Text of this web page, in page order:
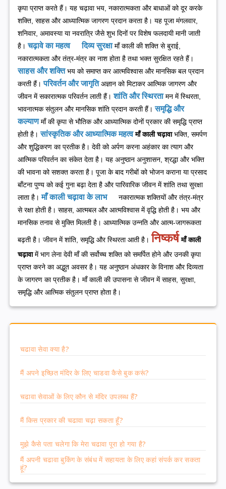
कृपा प्राप्त करते हैं। यह चढ़ावा भय, नकारात्मकता और बाधाओं को दूर करके
शक्ति, साहस और आध्यात्मिक जागरण प्रदान करता है। यह पूजा मंगलवार,
शनिवार, अमावस्या या नवरात्रि जैसे शुभ दिनों पर विशेष फलदायी मानी जाती
है। चढ़ावे का महत्व दिव्य सुरक्षामाँ काली की शक्ति से बुराई,
नकारात्मकता और तंत्र-मंत्र का नाश होता है तथा भक्त सुरक्षित रहते हैं।
साहस और शक्तिभय को समाप्त कर आत्मविश्वास और मानसिक बल प्रदान
करती हैं। परिवर्तन और जागृतिअज्ञान को मिटाकर आत्मिक जागरण और
जीवन में सकारात्मक परिवर्तन लाती हैं। शांति और स्थिरतामन में स्थिरता,
भावनात्मक संतुलन और मानसिक शांति प्रदान करती हैं। समृद्धि और
कल्याणमाँ की कृपा से भौतिक और आध्यात्मिक दोनों प्रकार की समृद्धि प्राप्त
होती है। सांस्कृतिक और आध्यात्मिक महत्व माँ काली चढ़ावाभक्ति, समर्पण
और शुद्धिकरण का प्रतीक है। देवी को अर्पण करना अहंकार का त्याग और
आत्मिक परिवर्तन का संकेत देता है। यह अनुष्ठान अनुशासन, श्रद्धा और भक्ति
की भावना को सशक्त करता है। पूजा के बाद गरीबों को भोजन कराना या प्रसाद
बाँटना पुण्य को कई गुना बढ़ा देता है और पारिवारिक जीवन में शांति तथा सुरक्षा
लाता है। माँ काली चढ़ावा के लाभ
नकारात्मक शक्तियों और तंत्र-मंत्र
से रक्षा होती है। साहस, आत्मबल और आत्मविश्वास में वृद्धि होती है। भय और
मानसिक तनाव से मुक्ति मिलती है। आध्यात्मिक उन्नति और आत्म-जागरूकता
बढ़ती है। जीवन में शांति, समृद्धि और स्थिरता आती है। निष्कर्ष माँ काली
चढ़ावामें भाग लेना देवी माँ की सर्वोच्च शक्ति को समर्पित होने और उनकी कृपा
प्राप्त करने का अद्भुत अवसर है। यह अनुष्ठान अंधकार के विनाश और दिव्यता
के जागरण का प्रतीक है। माँ काली की उपासना से जीवन में साहस, सुरक्षा,
समृद्धि और आत्मिक संतुलन प्राप्त होता है।
चढावा सेवा क्या है?
मैं अपने इच्छित मंदिर के लिए चाडवा कैसे बुक करूं?
चढावा सेवाओं के लिए कौन से मंदिर उपलब्ध हैं?
मैं किस प्रकार की चढावा चढ़ा सकता हूँ?
मुझे कैसे पता चलेगा कि मेरा चढावा पूरा हो गया है?
मैं अपनी चढावा बुकिंग के संबंध में सहायता के लिए कहां संपर्क कर सकता
हूं?